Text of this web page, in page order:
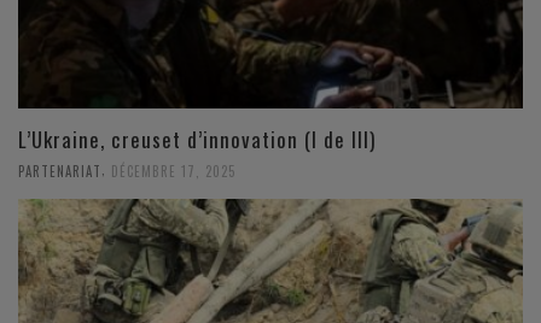
L’Ukraine, creuset d’innovation (I de III)
PARTENARIAT DÉCEMBRE 17, 2025